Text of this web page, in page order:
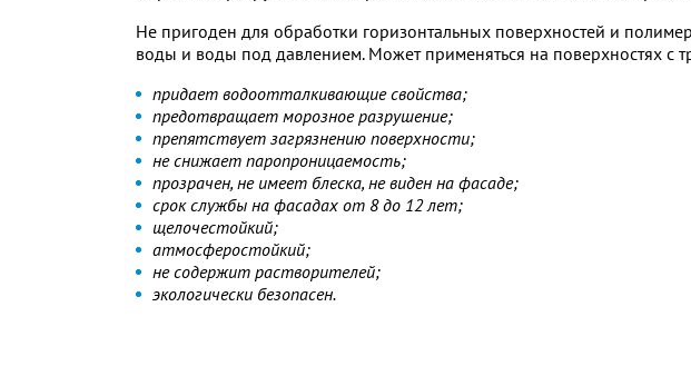
Не пригоден для обработки горизонтальных поверхностей и
воды и воды под давлением. Может применяться на поверхностях с
придает водоотталкивающие свойства;
предотвращает морозное разрушение;
препятствует загрязнению поверхности;
не снижает паропроницаемость;
прозрачен, не имеет блеска, не виден на фасаде;
срок службы на фасадах от 8 до 12 лет;
щелочестойкий;
атмосферостойкий;
не содержит растворителей;
экологически безопасен.